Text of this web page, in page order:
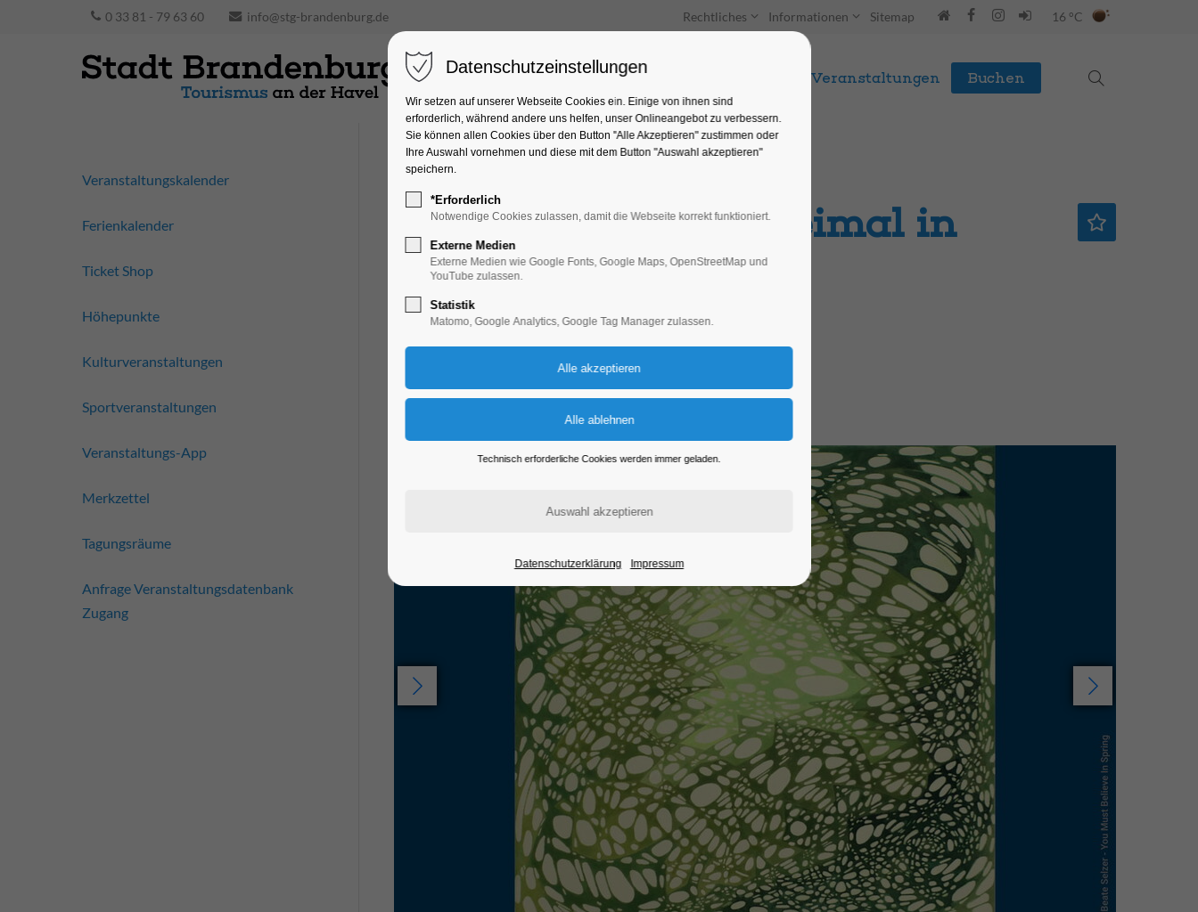
0 33 81 - 79 63 60 info@stg-brandenburg.de Rechtliches Informationen Sitemap 16 °C
Unterkünfte Entdecken & Erleben Veranstaltungen Buchen
Man steigt nicht zweimal in
denselben Fluss
Ausstellung, Kunst
29.05.2026, 18:00–21:00
Eintritt frei
Veranstaltungskalender
Ferienkalender
Ticket Shop
Höhepunkte
Kulturveranstaltungen
Sportveranstaltungen
Veranstaltungs-App
Merkzettel
Tagungsräume
Anfrage Veranstaltungsdatenbank
Zugang
Datenschutzeinstellungen
Wir setzen auf unserer Webseite Cookies ein. Einige von ihnen sind
erforderlich, während andere uns helfen, unser Onlineangebot zu verbessern.
Sie können allen Cookies über den Button "Alle Akzeptieren" zustimmen oder
Ihre Auswahl vornehmen und diese mit dem Button "Auswahl akzeptieren"
speichern.
*Erforderlich
Notwendige Cookies zulassen, damit die Webseite korrekt funktioniert.
Externe Medien
Externe Medien wie Google Fonts, Google Maps, OpenStreetMap und
YouTube zulassen.
Statistik
Matomo, Google Analytics, Google Tag Manager zulassen.
Technisch erforderliche Cookies werden immer geladen.
Datenschutzerklärung Impressum